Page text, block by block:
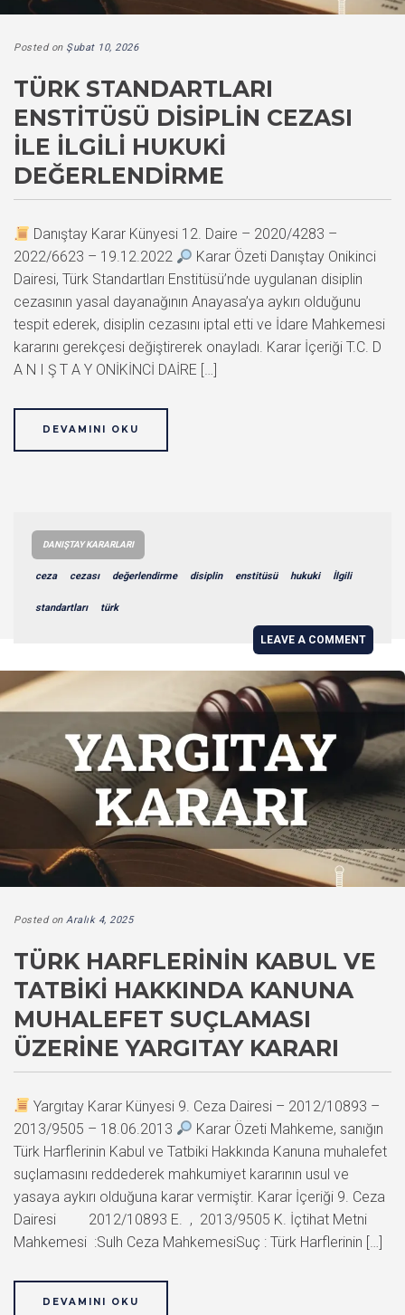
Posted on Şubat 10, 2026
TÜRK STANDARTLARI
ENSTITÜSÜ DISIPLIN CEZASI
ILE İLGILI HUKUKI
DEĞERLENDIRME
Danıştay Karar Künyesi 12. Daire – 2020/4283 –
2022/6623 – 19.12.2022
Karar Özeti Danıştay Onikinci
Dairesi, Türk Standartları Enstitüsü’nde uygulanan disiplin
cezasının yasal dayanağının Anayasa’ya aykırı olduğunu
tespit ederek, disiplin cezasını iptal etti ve İdare Mahkemesi
kararını gerekçesi değiştirerek onayladı. Karar İçeriği T.C. D
A N I Ş T A Y ONİKİNCİ DAİRE […]
DEVAMINI OKU
DANIŞTAY KARARLARI
ceza cezası değerlendirme disiplin enstitüsü hukuki İlgili
standartları türk
LEAVE A COMMENT
Posted on Aralık 4, 2025
TÜRK HARFLERININ KABUL VE
TATBIKI HAKKINDA KANUNA
MUHALEFET SUÇLAMASI
ÜZERINE YARGITAY KARARI
Yargıtay Karar Künyesi 9. Ceza Dairesi – 2012/10893 –
2013/9505 – 18.06.2013
Karar Özeti Mahkeme, sanığın
Türk Harflerinin Kabul ve Tatbiki Hakkında Kanuna muhalefet
suçlamasını reddederek mahkumiyet kararının usul ve
yasaya aykırı olduğuna karar vermiştir. Karar İçeriği 9. Ceza
Dairesi 2012/10893 E. , 2013/9505 K. İçtihat Metni
Mahkemesi :Sulh Ceza MahkemesiSuç : Türk Harflerinin […]
DEVAMINI OKU